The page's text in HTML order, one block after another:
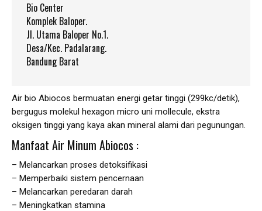
Bio Center
Komplek Baloper.
Jl. Utama Baloper No.1.
Desa/Kec. Padalarang.
Bandung Barat
Air bio Abiocos bermuatan energi getar tinggi (299kc/detik),
bergugus molekul hexagon micro uni mollecule, ekstra
oksigen tinggi yang kaya akan mineral alami dari pegunungan.
Manfaat Air Minum Abiocos :
– Melancarkan proses detoksifikasi
– Memperbaiki sistem pencernaan
– Melancarkan peredaran darah
– Meningkatkan stamina